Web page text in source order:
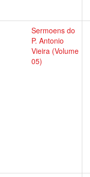
Sermoens do
P. Antonio
Vieira (Volume
05)